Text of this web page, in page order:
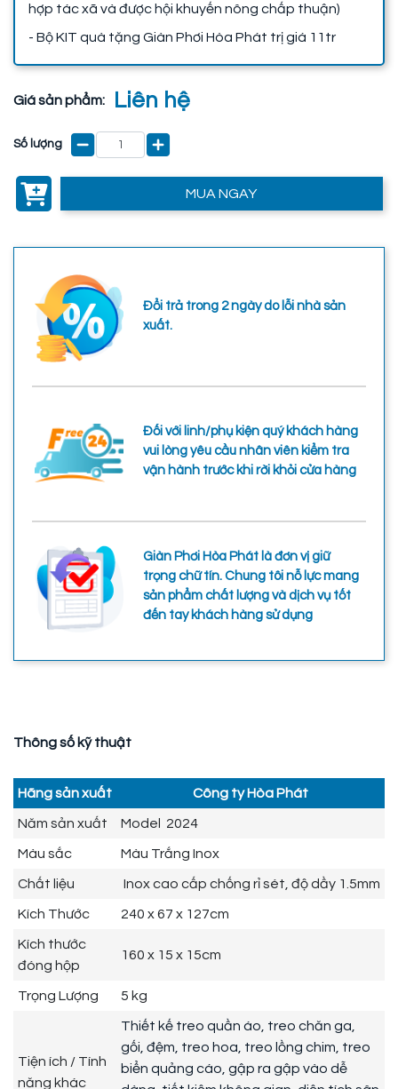
hợp tác xã và được hội khuyến nông chấp thuận)
- Bộ KIT quà tặng Giàn Phơi Hòa Phát trị giá 11tr
Giá sản phẩm: Liên hệ
Số lượng
MUA NGAY
Đổi trả trong 2 ngày do lỗi nhà sản
xuất.
Đối với linh/phụ kiện quý khách hàng
vui lòng yêu cầu nhân viên kiểm tra
vận hành trước khi rời khỏi cửa hàng
Giàn Phơi Hòa Phát là đơn vị giữ
trọng chữ tín. Chung tôi nỗ lực mang
sản phẩm chất lượng và dịch vụ tốt
đến tay khách hàng sử dụng
Thông số kỹ thuật
Hãng sản xuất Công ty Hòa Phát
Năm sản xuất Model 2024
Màu sắc Màu Trắng Inox
Chất liệu Inox cao cấp chống rỉ sét, độ dầy 1.5mm
Kích Thước 240 x 67 x 127cm
Kích thước
đóng hộp
160 x 15 x 15cm
Trọng Lượng 5 kg
Tiện ích / Tính
năng khác
Thiết kế treo quần áo, treo chăn ga,
gối, đệm, treo hoa, treo lồng chim, treo
biển quảng cáo, gập ra gập vào dễ